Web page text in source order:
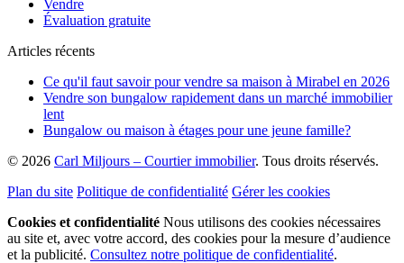
Vendre
Évaluation gratuite
Articles récents
Ce qu'il faut savoir pour vendre sa maison à Mirabel en 2026
Vendre son bungalow rapidement dans un marché immobilier
lent
Bungalow ou maison à étages pour une jeune famille?
© 2026 Carl Miljours – Courtier immobilier. Tous droits réservés.
Plan du site Politique de confidentialité Gérer les cookies
Cookies et confidentialité Nous utilisons des cookies nécessaires
au site et, avec votre accord, des cookies pour la mesure d’audience
et la publicité. Consultez notre politique de confidentialité.